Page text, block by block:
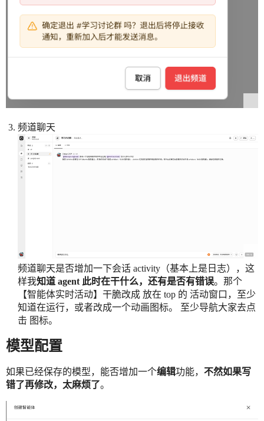
频道聊天
频道聊天是否增加一下会话 activity（基本上是日志），这
样我知道 agent 此时在干什么，还有是否有错误。那个
【智能体实时活动】干脆改成 放在 top 的 活动窗口，至少
知道在运行，或者改成一个动画图标。 至少导航大家去点
击 图标。
模型配置
如果已经保存的模型，能否增加一个编辑功能， 不然如果写
错了再修改，太麻烦了。